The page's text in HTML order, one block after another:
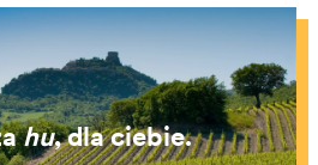
hu, dla ciebie.